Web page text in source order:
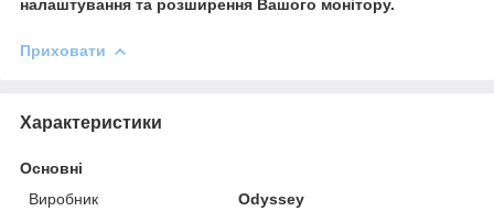
налаштування та розширення Вашого монітору.
Приховати
Характеристики
Основні
Виробник
Odyssey